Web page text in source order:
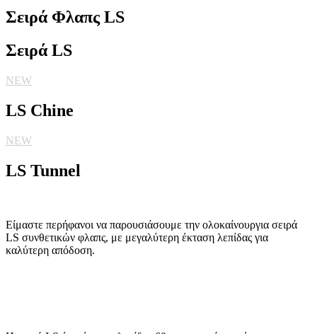
Σειρά Φλαπς LS
Σειρά LS
NEW
LS Chine
NEW
LS Tunnel
Είμαστε περήφανοι να παρουσιάσουμε την ολοκαίνουργια σειρά
LS συνθετικών φλαπς, με μεγαλύτερη έκταση λεπίδας για
καλύτερη απόδοση.